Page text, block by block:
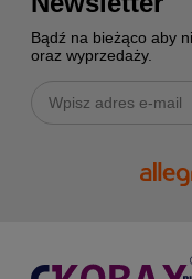
Bądź na bieżąco aby
oraz wyprzedaży.